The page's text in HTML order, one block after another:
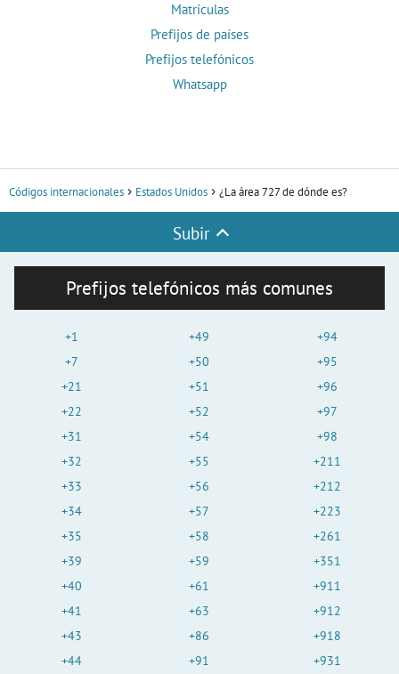
Matrículas
Prefijos de países
Prefijos telefónicos
Whatsapp
Códigos internacionales Estados Unidos ¿La área 727 de dónde es?
Subir
Prefijos telefónicos más comunes
+1
+7
+21
+22
+31
+32
+33
+34
+35
+39
+40
+41
+43
+44
+49
+50
+51
+52
+54
+55
+56
+57
+58
+59
+61
+63
+86
+91
+94
+95
+96
+97
+98
+211
+212
+223
+261
+351
+911
+912
+918
+931